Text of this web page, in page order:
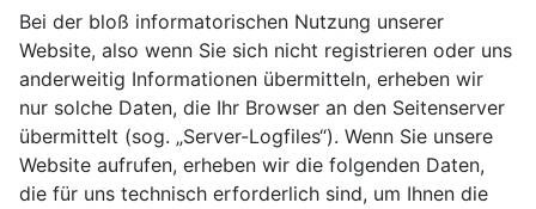
Bei der bloß informatorischen Nutzung unserer
Website, also wenn Sie sich nicht registrieren oder uns
anderweitig Informationen übermitteln, erheben wir
nur solche Daten, die Ihr Browser an den Seitenserver
übermittelt (sog. „Server-Logfiles“). Wenn Sie unsere
Website aufrufen, erheben wir die folgenden Daten,
die für uns technisch erforderlich sind, um Ihnen die